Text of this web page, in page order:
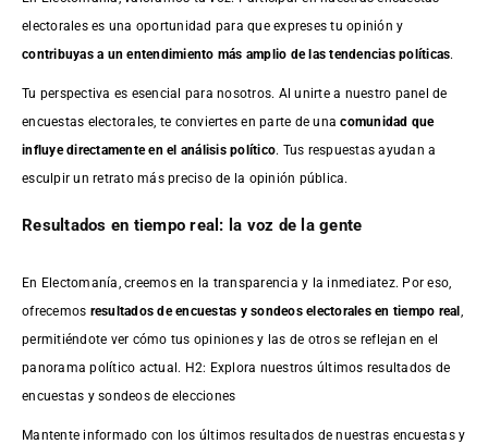
electorales es una oportunidad para que expreses tu opinión y
contribuyas a un entendimiento más amplio de las tendencias políticas.
Tu perspectiva es esencial para nosotros. Al unirte a nuestro panel de
encuestas electorales, te conviertes en parte de unacomunidad que
influye directamente en el análisis político. Tus respuestas ayudan a
esculpir un retrato más preciso de la opinión pública.
Resultados en tiempo real: la voz de la gente
En Electomanía, creemos en la transparencia y la inmediatez. Por eso,
ofrecemos resultados deencuestas y sondeos electorales en tiempo real
permitiéndote ver cómo tus opiniones y las de otros se reflejan en el
panorama político actual. H2: Explora nuestros últimos resultados de
encuestas y sondeos de elecciones
Mantente informado con los últimos resultados de nuestras encuestasy